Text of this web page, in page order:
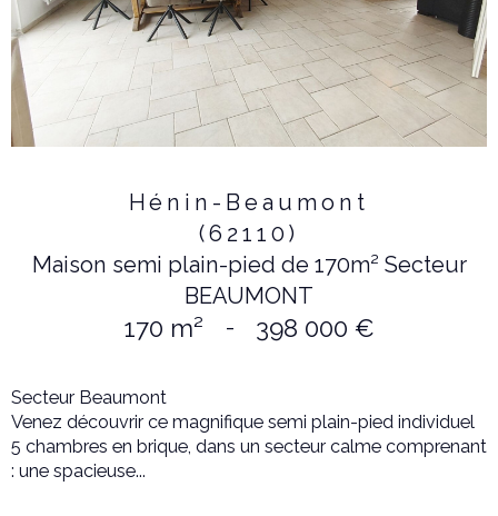
Hénin-Beaumont
(62110)
Maison semi plain-pied de 170m² Secteur
BEAUMONT
170 m² - 398 000 €
Secteur Beaumont
Venez découvrir ce magnifique semi plain-pied individuel
5 chambres en brique, dans un secteur calme comprenant
: une spacieuse...